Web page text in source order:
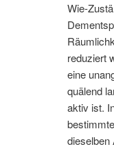
Wie-
reduziert
eine
quälend
aktiv ist.
dieselben